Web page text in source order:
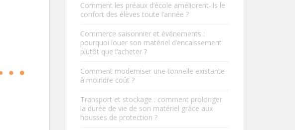
Comment les préaux d’école améliorent-ils le
confort des élèves toute l’année ?
Commerce saisonnier et événements :
pourquoi louer son matériel d’encaissement
plutôt que l’acheter ?
Comment moderniser une tonnelle existante
à moindre coût ?
Transport et stockage : comment prolonger
la durée de vie de son matériel grâce aux
housses de protection ?